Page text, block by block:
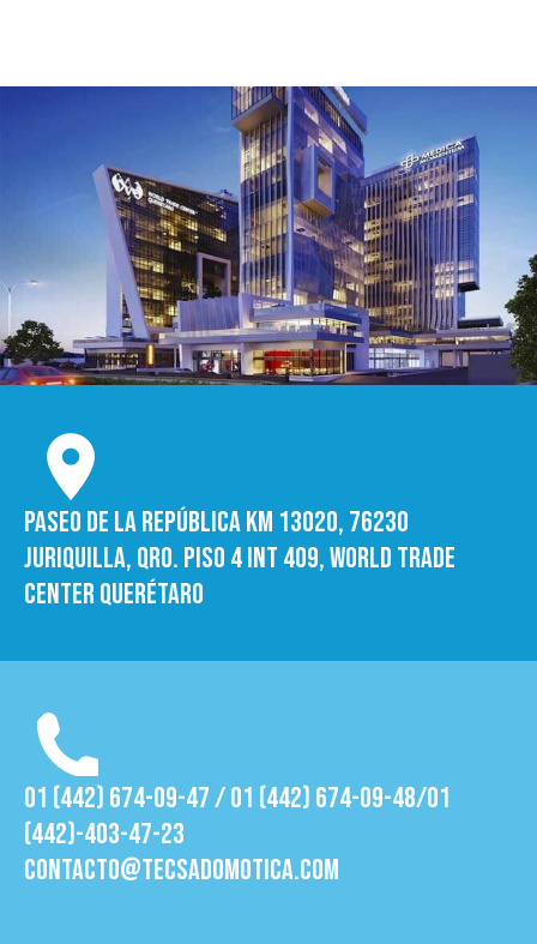
Paseo de la República Km 13020, 76230
Juriquilla, Qro. Piso 4 int 409, World trade
Center Querétaro
01 (442) 674-09-47 / 01 (442) 674-09-48/01
(442)-403-47-23
contacto@tecsadomotica.com